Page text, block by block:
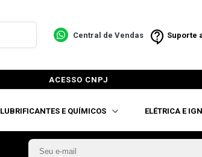
Central de Vendas Suporte
ACESSO CNPJ
LUBRIFICANTES E QUÍMICOS ELÉTRICA E